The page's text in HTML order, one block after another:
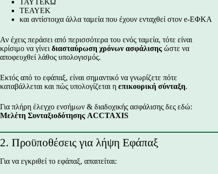
ΤΕΑΥΕΚ
και αντίστοιχα άλλα ταμεία που έχουν ενταχθεί στον e-ΕΦΚΑ
Αν έχεις περάσει από περισσότερα του ενός ταμεία, τότε είναι
κρίσιμο να γίνει διασταύρωση χρόνων ασφάλισης ώστε να
αποφευχθεί λάθος υπολογισμός.
Εκτός από το εφάπαξ, είναι σημαντικό να γνωρίζετε πότε
καταβάλλεται και πώς υπολογίζεται η επικουρική σύνταξη.
Για πλήρη έλεγχο ενσήμων & διαδοχικής ασφάλισης δες εδώ:
Μελέτη Συνταξιοδότησης ACCTAXIS
2. Προϋποθέσεις για λήψη Εφάπαξ
Για να εγκριθεί το εφάπαξ, απαιτείται: